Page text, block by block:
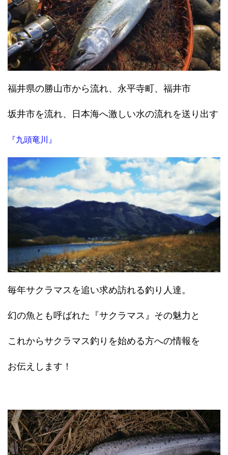
福井県の勝山市から流れ、永平寺町、福井市
坂井市を流れ、日本海へ激しい水の流れを送り出す
『九頭竜川』
毎年サクラマスを追い求め訪れる釣り人達。
幻の魚とも呼ばれた『サクラマス』その魅力と
これからサクラマス釣りを始める方への情報を
お伝えします！